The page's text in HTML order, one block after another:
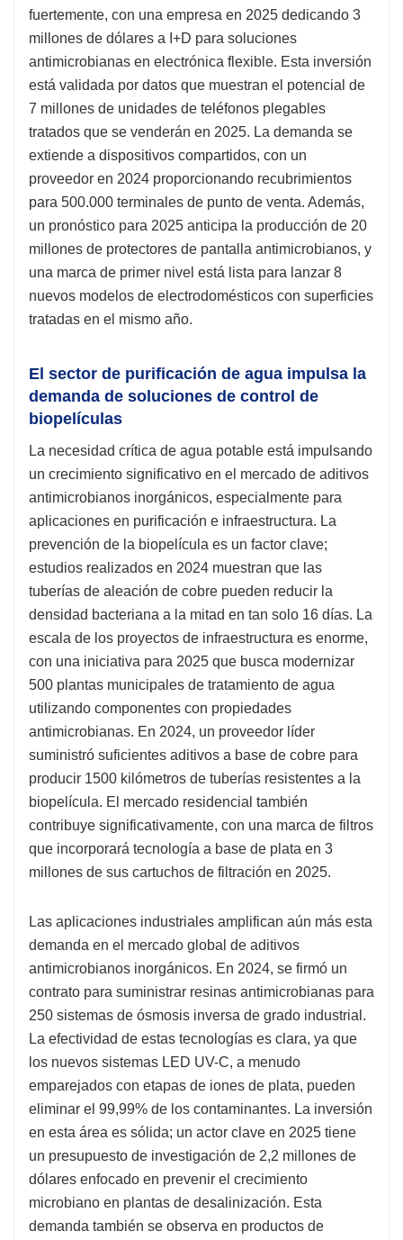
fuertemente, con una empresa en 2025 dedicando 3
millones de dólares a I+D para soluciones
antimicrobianas en electrónica flexible. Esta inversión
está validada por datos que muestran el potencial de
7 millones de unidades de teléfonos plegables
tratados que se venderán en 2025. La demanda se
extiende a dispositivos compartidos, con un
proveedor en 2024 proporcionando recubrimientos
para 500.000 terminales de punto de venta. Además,
un pronóstico para 2025 anticipa la producción de 20
millones de protectores de pantalla antimicrobianos, y
una marca de primer nivel está lista para lanzar 8
nuevos modelos de electrodomésticos con superficies
tratadas en el mismo año.
El sector de purificación de agua impulsa la
demanda de soluciones de control de
biopelículas
La necesidad crítica de agua potable está impulsando
un crecimiento significativo en el mercado de aditivos
antimicrobianos inorgánicos, especialmente para
aplicaciones en purificación e infraestructura. La
prevención de la biopelícula es un factor clave;
estudios realizados en 2024 muestran que las
tuberías de aleación de cobre pueden reducir la
densidad bacteriana a la mitad en tan solo 16 días. La
escala de los proyectos de infraestructura es enorme,
con una iniciativa para 2025 que busca modernizar
500 plantas municipales de tratamiento de agua
utilizando componentes con propiedades
antimicrobianas. En 2024, un proveedor líder
suministró suficientes aditivos a base de cobre para
producir 1500 kilómetros de tuberías resistentes a la
biopelícula. El mercado residencial también
contribuye significativamente, con una marca de filtros
que incorporará tecnología a base de plata en 3
millones de sus cartuchos de filtración en 2025.
Las aplicaciones industriales amplifican aún más esta
demanda en el mercado global de aditivos
antimicrobianos inorgánicos. En 2024, se firmó un
contrato para suministrar resinas antimicrobianas para
250 sistemas de ósmosis inversa de grado industrial.
La efectividad de estas tecnologías es clara, ya que
los nuevos sistemas LED UV-C, a menudo
emparejados con etapas de iones de plata, pueden
eliminar el 99,99% de los contaminantes. La inversión
en esta área es sólida; un actor clave en 2025 tiene
un presupuesto de investigación de 2,2 millones de
dólares enfocado en prevenir el crecimiento
microbiano en plantas de desalinización. Esta
demanda también se observa en productos de